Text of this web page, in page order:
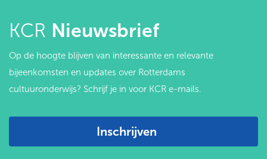
KCR Nieuwsbrief
Op de hoogte blijven van interessante en relevante
bijeenkomsten en updates over Rotterdams
cultuuronderwijs? Schrijf je in voor KCR e-mails.
Inschrijven